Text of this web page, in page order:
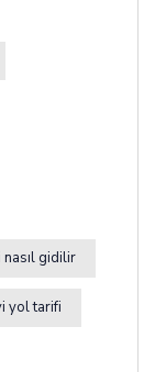
gidilir
yol tarifi